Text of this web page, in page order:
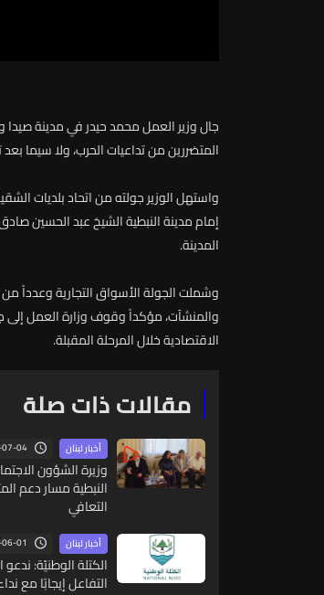
جالوزيرالعملمحمدحيدرفيمدينةصيدا
المتضررينمنتداعياتالحرب،ولاسيمابعد
واستهلالوزيرجولتهمناتحادبلديات
إماممدينةالنبطيةالشيخعبدالحسين
المدينة.
وشملتالجولةالأسواقالتجاريةوعدداًمن
والمنشآت،مؤكداًوقوفوزارةالعملإلى
الاقتصاديةخلالالمرحلةالمقبلة.
مقالات ذات صلة
أخبار لبنان 04
وزيرة الشؤون
النبطية مسار دعم
التعافي
أخبار لبنان 01
الكتلة الوطنيّة: ندعو
التفاعل إيجابًا مع